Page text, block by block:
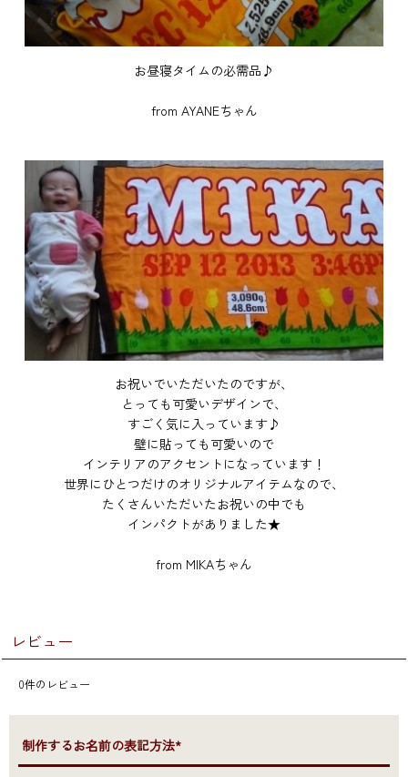
お昼寝タイムの必需品♪
from AYANEちゃん
お祝いでいただいたのですが、
とっても可愛いデザインで、
すごく気に入っています♪
壁に貼っても可愛いので
インテリアのアクセントになっています！
世界にひとつだけのオリジナルアイテムなので、
たくさんいただいたお祝いの中でも
インパクトがありました★
from MIKAちゃん
レビュー
0件のレビュー
●制作するお名前の表記方法*